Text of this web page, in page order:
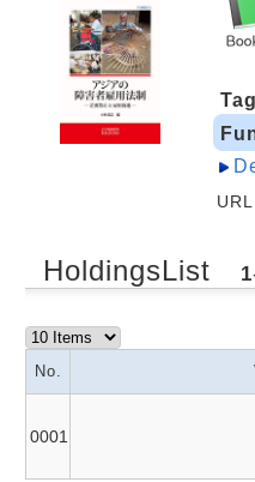
HoldingsList 1
No.
0001